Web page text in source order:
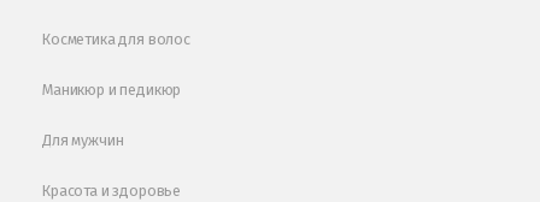
Косметика для волос
Маникюр и педикюр
Для мужчин
Красота и здоровье